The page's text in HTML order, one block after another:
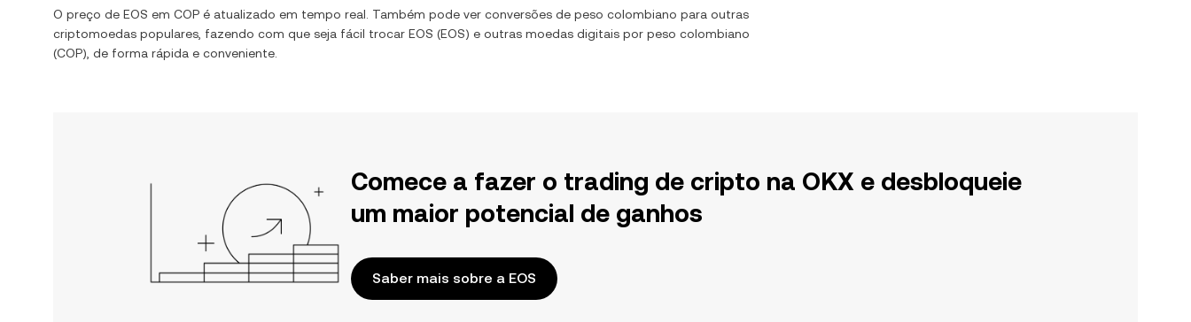
O preço de EOS em COP é atualizado em tempo real. Também pode ver conversões de peso colombiano para outras
criptomoedas populares, fazendo com que seja fácil trocar EOS (EOS) e outras moedas digitais por peso colombiano
(COP), de forma rápida e conveniente.
Comece a fazer o trading de cripto na OKX e desbloqueie
um maior potencial de ganhos
Saber mais sobre a EOS